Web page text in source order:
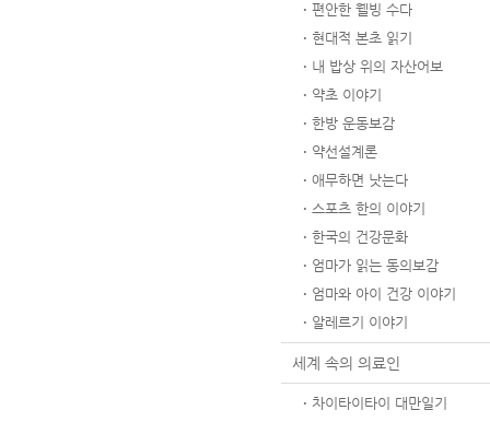
편안한 웰빙 수다
현대적 본초 읽기
내 밥상 위의 자산어보
약초 이야기
한방 운동보감
약선설계론
애무하면 낫는다
스포츠 한의 이야기
한국의 건강문화
엄마가 읽는 동의보감
엄마와 아이 건강 이야기
알레르기 이야기
세계 속의 의료인
차이타이타이 대만일기